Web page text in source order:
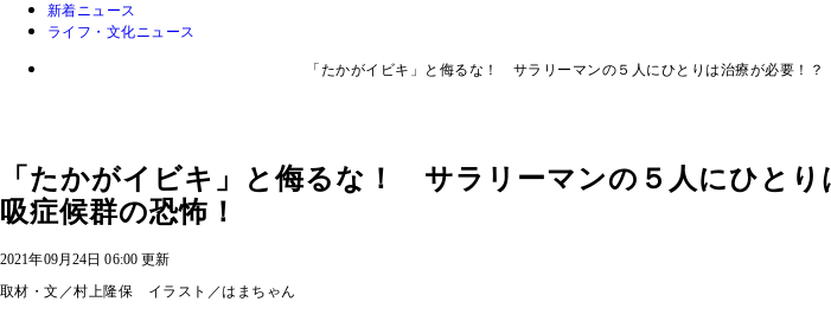
新着ニュース
ライフ・文化ニュース
「たかがイビキ」と侮るな！ サラリーマンの５人にひとりは治療が必要！
「たかがイビキ」と侮るな！ サラリーマンの５人にひと
吸症候群の恐怖！
2021年09月24日 06:00 更新
取材・文／村上隆保 イラスト／はまちゃん